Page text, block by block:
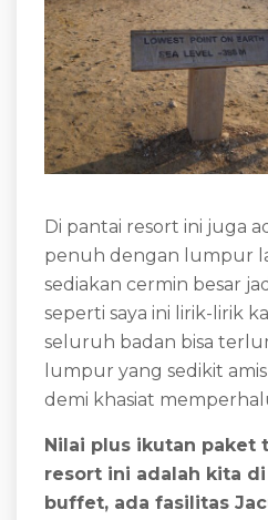
Di pantai resort ini juga
penuh dengan lumpur
sediakan cermin besar
seperti saya ini lirik-lirik
seluruh badan bisa
lumpur yang sedikit
demi khasiat
Nilai plus ikutan paket
resort ini adalah kita
buffet, ada fasilitas